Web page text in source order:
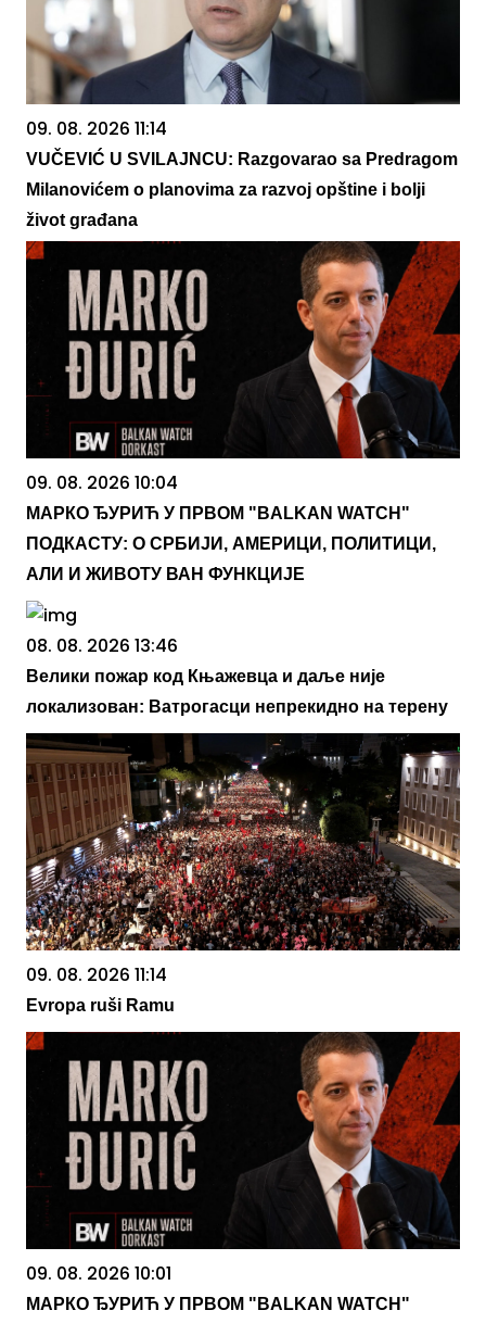
09. 08. 2026 11:14
VUČEVIĆ U SVILAJNCU: Razgovarao sa Predragom
Milanovićem o planovima za razvoj opštine i bolji
život građana
09. 08. 2026 10:04
МАРКО ЂУРИЋ У ПРВОМ "BALKAN WATCH"
ПОДКАСТУ: О СРБИЈИ, АМЕРИЦИ, ПОЛИТИЦИ,
АЛИ И ЖИВОТУ ВАН ФУНКЦИЈЕ
08. 08. 2026 13:46
Велики пожар код Књажевца и даље није
локализован: Ватрогасци непрекидно на терену
09. 08. 2026 11:14
Evropa ruši Ramu
09. 08. 2026 10:01
МАРКО ЂУРИЋ У ПРВОМ "BALKAN WATCH"